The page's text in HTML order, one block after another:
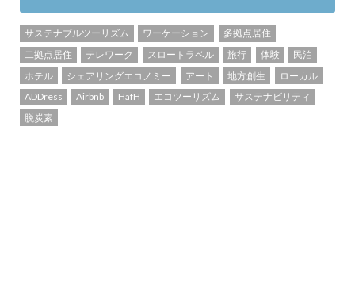
サステナブルツーリズム ワーケーション
多拠点居住
二拠点居住
テレワーク スロートラベル 旅行 体験
民泊
ホテル
シェアリングエコノミー アート 地方創生
ローカル
ADDress
Airbnb HafH エコツーリズム
サステナビリティ
脱炭素